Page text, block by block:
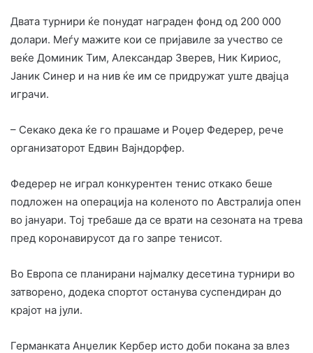
Двата турнири ќе понудат награден фонд од 200 000
долари. Меѓу мажите кои се пријавиле за учество се
веќе Доминик Тим, Александар Зверев, Ник Кириос,
Јаник Синер и на нив ќе им се придружат уште двајца
играчи.
– Секако дека ќе го прашаме и Роџер Федерер, рече
организаторот Едвин Вајндорфер.
Федерер не играл конкурентен тенис откако беше
подложен на операција на коленото по Австралија опен
во јануари. Тој требаше да се врати на сезоната на трева
пред коронавирусот да го запре тенисот.
Во Европа се планирани најмалку десетина турнири во
затворено, додека спортот останува суспендиран до
крајот на јули.
Германката Анџелик Кербер исто доби покана за влез